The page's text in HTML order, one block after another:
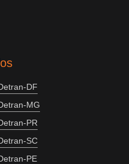
DF
MG
PR
SC
PE